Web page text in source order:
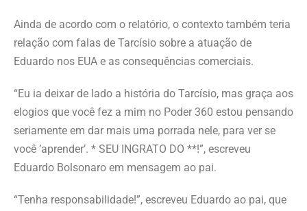
Ainda de acordo com o relatório, o contexto também teria
relação com falas de Tarcísio sobre a atuação de
Eduardo nos EUA e as consequências comerciais.
“Eu ia deixar de lado a história do Tarcísio, mas graça aos
elogios que você fez a mim no Poder 360 estou pensando
seriamente em dar mais uma porrada nele, para ver se
você ‘aprender’. * SEU INGRATO DO **!”, escreveu
Eduardo Bolsonaro em mensagem ao pai.
“Tenha responsabilidade!”, escreveu Eduardo ao pai, que